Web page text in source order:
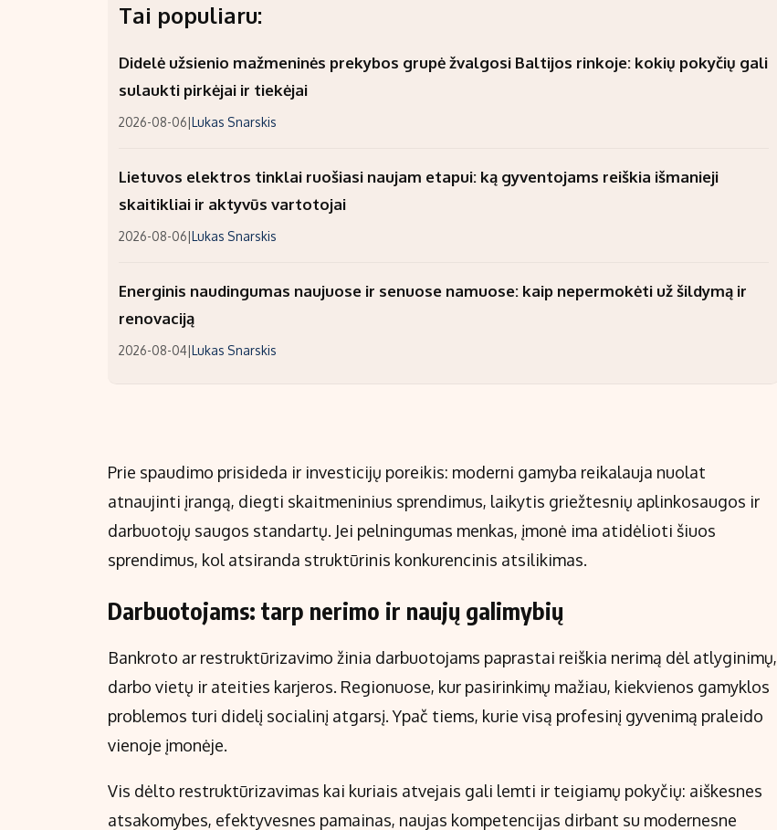
Tai populiaru:
Didelė užsienio mažmeninės prekybos grupė žvalgosi Baltijos rinkoje: kokių pokyčių gali
sulaukti pirkėjai ir tiekėjai
2026-08-06|Lukas Snarskis
Lietuvos elektros tinklai ruošiasi naujam etapui: ką gyventojams reiškia išmanieji
skaitikliai ir aktyvūs vartotojai
2026-08-06|Lukas Snarskis
Energinis naudingumas naujuose ir senuose namuose: kaip nepermokėti už šildymą ir
renovaciją
2026-08-04|Lukas Snarskis
Prie spaudimo prisideda ir investicijų poreikis: moderni gamyba reikalauja nuolat
atnaujinti įrangą, diegti skaitmeninius sprendimus, laikytis griežtesnių aplinkosaugos ir
darbuotojų saugos standartų. Jei pelningumas menkas, įmonė ima atidėlioti šiuos
sprendimus, kol atsiranda struktūrinis konkurencinis atsilikimas.
Darbuotojams: tarp nerimo ir naujų galimybių
Bankroto ar restruktūrizavimo žinia darbuotojams paprastai reiškia nerimą dėl atlyginimų,
darbo vietų ir ateities karjeros. Regionuose, kur pasirinkimų mažiau, kiekvienos gamyklos
problemos turi didelį socialinį atgarsį. Ypač tiems, kurie visą profesinį gyvenimą praleido
vienoje įmonėje.
Vis dėlto restruktūrizavimas kai kuriais atvejais gali lemti ir teigiamų pokyčių: aiškesnes
atsakomybes, efektyvesnes pamainas, naujas kompetencijas dirbant su modernesne